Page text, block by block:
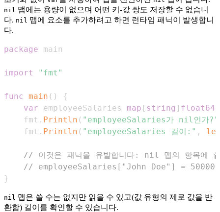
nil 맵에는 용량이 없으며 어떤 키-값 쌍도 저장할 수 없습니
다. nil 맵에 요소를 추가하려고 하면 런타임 패닉이 발생합니
다.
package
import "fmt"
func main ( )
{
var employeeSalaries map [ string ] float64
    fmt
. Println ( "employeeSalaries가 nil인가?"
    fmt
. Println ( "employeeSalaries 길이:" ,
// 이것은 패닉을 유발합니다: nil 맵의 항목에
// employeeSalaries["John Doe"] =
}
nil 맵은 쓸 수는 없지만 읽을 수 있고(값 유형의 제로 값을 반
환함) 길이를 확인할 수 있습니다.